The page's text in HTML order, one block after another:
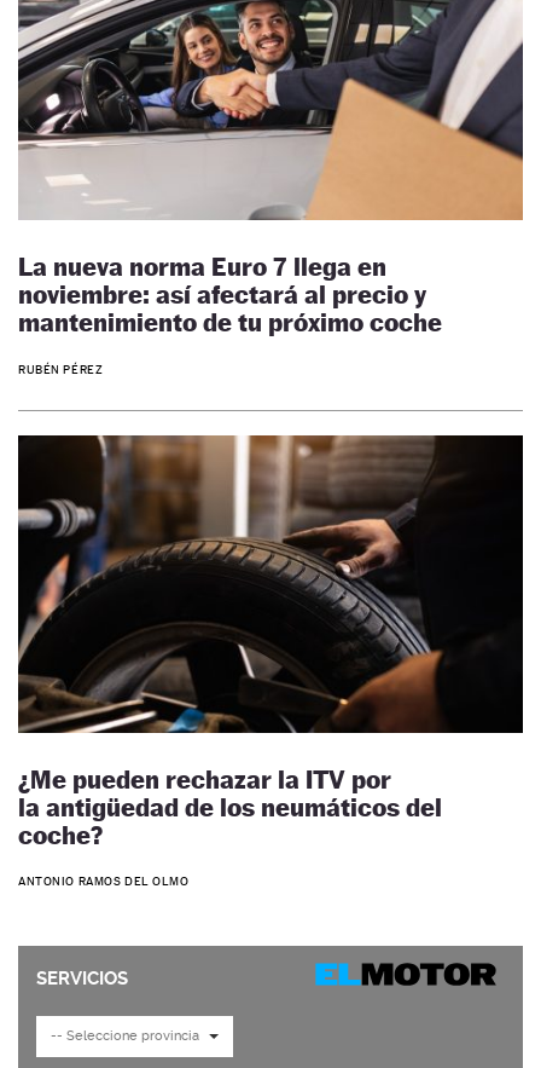
La nueva norma Euro 7 llega en
noviembre: así afectará al precio y
mantenimiento de tu próximo coche
RUBÉN PÉREZ
¿Me pueden rechazar la ITV por
la antigüedad de los neumáticos del
coche?
ANTONIO RAMOS DEL OLMO